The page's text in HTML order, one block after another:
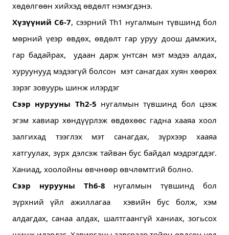
хөдөлгөөн хийхэд өвдөлт нэмэгдэнэ.
Хүзүүний С6-7, сээрний Th1 нугалмын түвшинд бол
мөрний үеэр өвдөх, өвдөлт гар уруу доош дамжих,
гар бадайрах,  удаан дарж унтсан мэт мэдээ алдах,
хуруунууд мэдээгүй болсон  мэт санагдах хуян хөөрөх
зэрэг зовуурь шинж илэрдэг
Сээр нурууны Th2-5 нугалмын түвшинд бол цээж
эгэм хавиар хөндүүрлэж өвдөхөөс гадна хааяа хоол
залгихад тээглэх мэт санагдах, зүрхээр хааяа
хатгуулах, зүрх дэлсэж тайван бус байдал мэдрэгддэг.
Ханиад, хоолойны өвчнөөр өвчлөмтгий болно.
Сээр нурууны Th6-8 нугалмын түвшинд бол
зүрхний үйл ажиллагаа  хэвийн бус болж, хэм
алдагдах, санаа алдах, шалтгаангүй ханиах, зогьсох